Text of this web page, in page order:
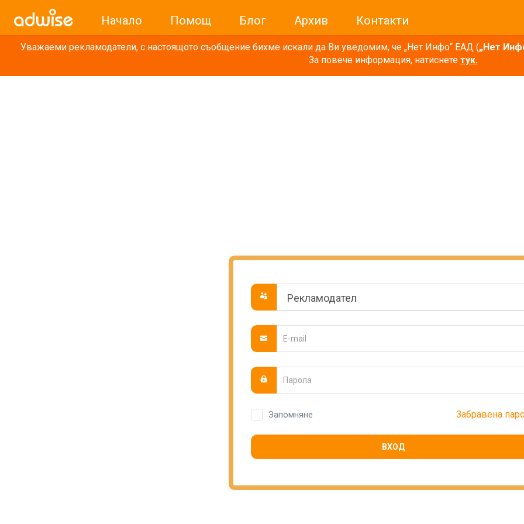
Начало Помощ Блог Архив Контакти
Уважаеми рекламодатели, с настоящото съобщение бихме искали да Ви уведомим, че „Нет Инфо“ ЕАД („Нет
За повече информация, натиснете тук.
Запомняне Забравена
ВХОД